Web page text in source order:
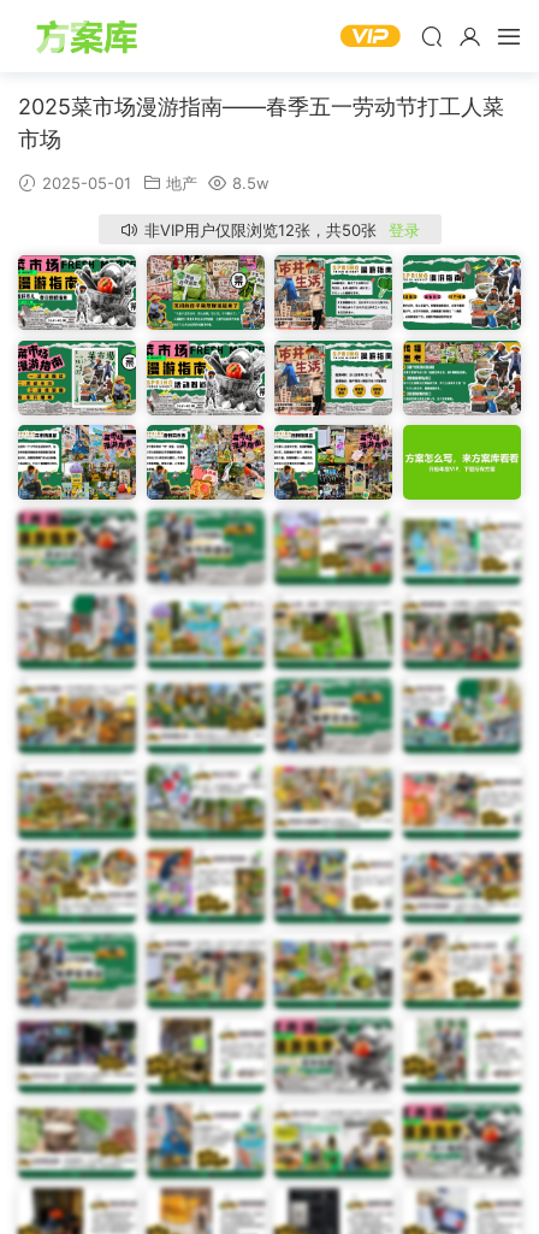
2025菜市场漫游指南——春季五一劳动节打工人菜
市场
2025-05-01 地产 8.5w
非VIP用户仅限浏览12张，共50张 登录